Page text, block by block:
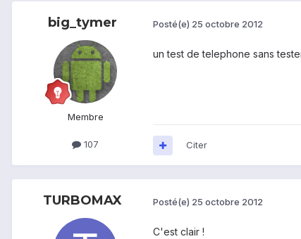
big_tymer
Membre
107
Posté(e) 25 octobre 2012
un test de telephone sans
Citer
TURBOMAX Posté(e) 25 octobre 2012
C'est clair !